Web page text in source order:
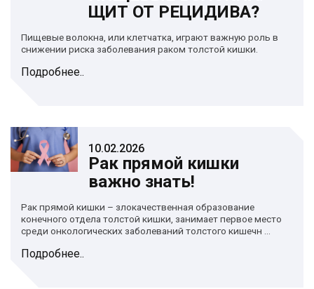
ЩИТ ОТ РЕЦИДИВА?
Пищевые волокна, или клетчатка, играют важную роль в
снижении риска заболевания раком толстой кишки.
Подробнее..
10.02.2026
Рак прямой кишки
важно знать!
Рак прямой кишки – злокачественная образование
конечного отдела толстой кишки, занимает первое место
среди онкологических заболеваний толстого кишечн ...
Подробнее..